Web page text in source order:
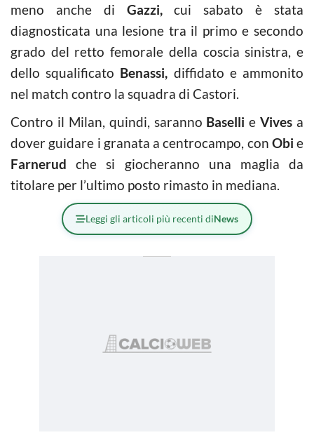
meno anche di Gazzi,cui sabato è stata
diagnosticata una lesione tra il primo e secondo
grado del retto femorale della coscia sinistra, e
dello squalificato Benassi, diffidato e ammonito
nel match contro la squadra di Castori.
Contro il Milan, quindi, saranno Baselli eVives a
dover guidare i granata a centrocampo, con Obi e
Farnerud che si giocheranno una maglia da
titolare per l’ultimo posto rimasto in mediana.
Leggi gli articoli più recenti diNews